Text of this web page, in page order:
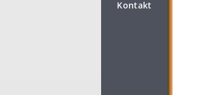
Kontakt